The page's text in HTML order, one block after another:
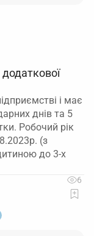
додаткової
і має
днів та 5
Робочий рік
(з
до 3-х
6